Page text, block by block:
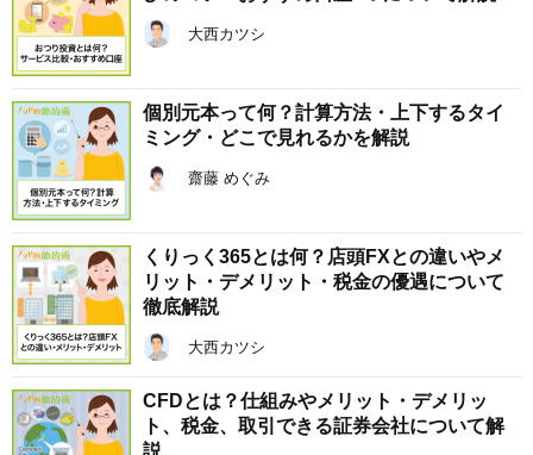
大西カツシ
個別元本って何？計算方法・上下するタイ
ミング・どこで見れるかを解説
齋藤 めぐみ
くりっく365とは何？店頭FXとの違いやメ
リット・デメリット・税金の優遇について
徹底解説
大西カツシ
CFDとは？仕組みやメリット・デメリッ
ト、税金、取引できる証券会社について解
説